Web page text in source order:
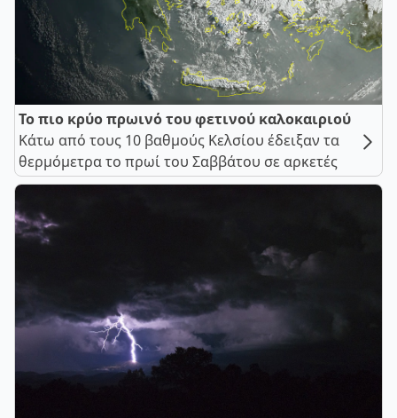
Το πιο κρύο πρωινό του φετινού καλοκαιριού
Κάτω από τους 10 βαθμούς Κελσίου έδειξαν τα
θερμόμετρα το πρωί του Σαββάτου σε αρκετές